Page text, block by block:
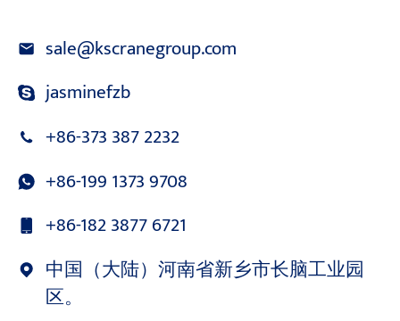
sale@kscranegroup.com
jasminefzb
+86-373 387 2232
+86-199 1373 9708
+86-182 3877 6721
中国（大陆）河南省新乡市长脑工业园
区。